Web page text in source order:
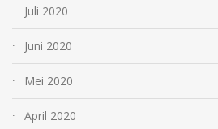
Juli 2020
Juni 2020
Mei 2020
April 2020